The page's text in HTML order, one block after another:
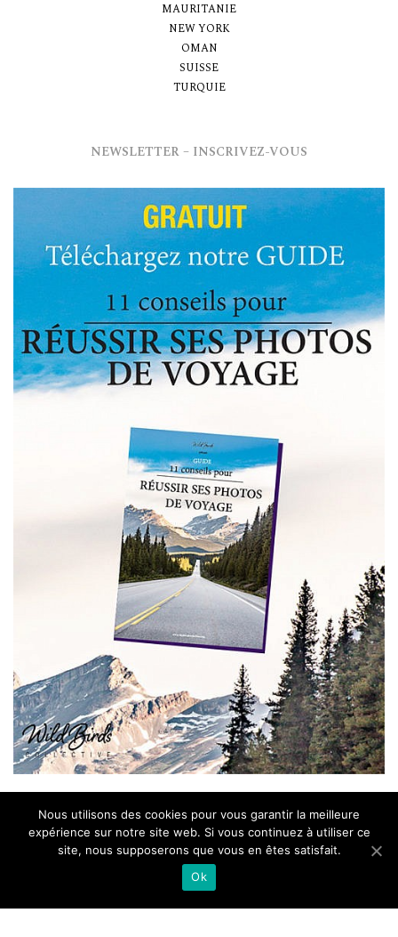
MAURITANIE
NEW YORK
OMAN
SUISSE
TURQUIE
NEWSLETTER – INSCRIVEZ-VOUS
2013-2019 © WILD BIRDS COLLECTIVE - Le blog voyage de deux
photographes
Mentions légales
Nous utilisons des cookies pour vous garantir la meilleure
expérience sur notre site web. Si vous continuez à utiliser ce
site, nous supposerons que vous en êtes satisfait.
Ok